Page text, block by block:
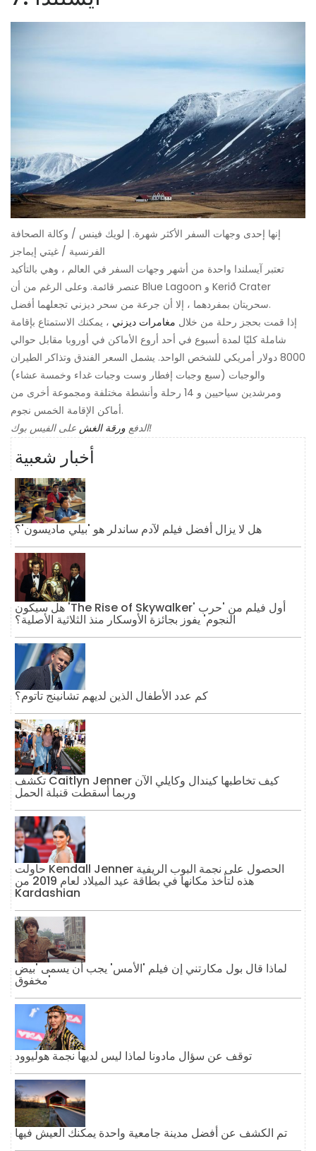
إنها إحدى وجهات السفر الأكثر شهرة. | لويك فينس / وكالة الصحافة
الفرنسية / غيتي إيماجز
تعتبر آيسلندا واحدة من أشهر وجهات السفر في العالم ، وهي بالتأكيد
عنصر قائمة. وعلى الرغم من أن Blue Lagoon و Kerið Crater
سحريتان بمفردهما ، إلا أن جرعة من سحر ديزني تجعلهما أفضل.
إذا قمت بحجز رحلة من خلال مغامرات ديزني ، يمكنك الاستمتاع بإقامة
شاملة كليًا لمدة أسبوع في أحد أروع الأماكن في أوروبا مقابل حوالي
8000 دولار أمريكي للشخص الواحد. يشمل السعر الفندق وتذاكر الطيران
والوجبات (سبع وجبات إفطار وست وجبات غداء وخمسة عشاء)
ومرشدين سياحيين و 14 رحلة وأنشطة مختلفة ومجموعة أخرى من
أماكن الإقامة الخمس نجوم.
الدفع ورقة الغش على الفيس بوك!
أخبار شعبية
هل لا يزال أفضل فيلم لآدم ساندلر هو 'بيلي ماديسون'؟
هل سيكون 'The Rise of Skywalker' أول فيلم من 'حرب
النجوم' يفوز بجائزة الأوسكار منذ الثلاثية الأصلية؟
كم عدد الأطفال الذين لديهم تشانينج تاتوم؟
تكشف Caitlyn Jenner كيف تخاطبها كيندال وكايلي الآن
وربما أسقطت قنبلة الحمل
حاولت Kendall Jenner الحصول على نجمة البوب ​​الريفية
هذه لتأخذ مكانها في بطاقة عيد الميلاد لعام 2019 من
Kardashian
لماذا قال بول مكارتني إن فيلم 'الأمس' يجب أن يسمى 'بيض
مخفوق'
توقف عن سؤال مادونا لماذا ليس لديها نجمة هوليوود
تم الكشف عن أفضل مدينة جامعية واحدة يمكنك العيش فيها